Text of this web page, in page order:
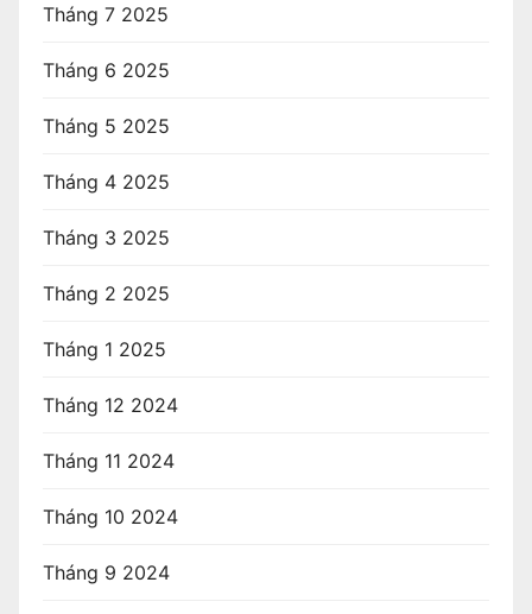
Tháng 7 2025
Tháng 6 2025
Tháng 5 2025
Tháng 4 2025
Tháng 3 2025
Tháng 2 2025
Tháng 1 2025
Tháng 12 2024
Tháng 11 2024
Tháng 10 2024
Tháng 9 2024